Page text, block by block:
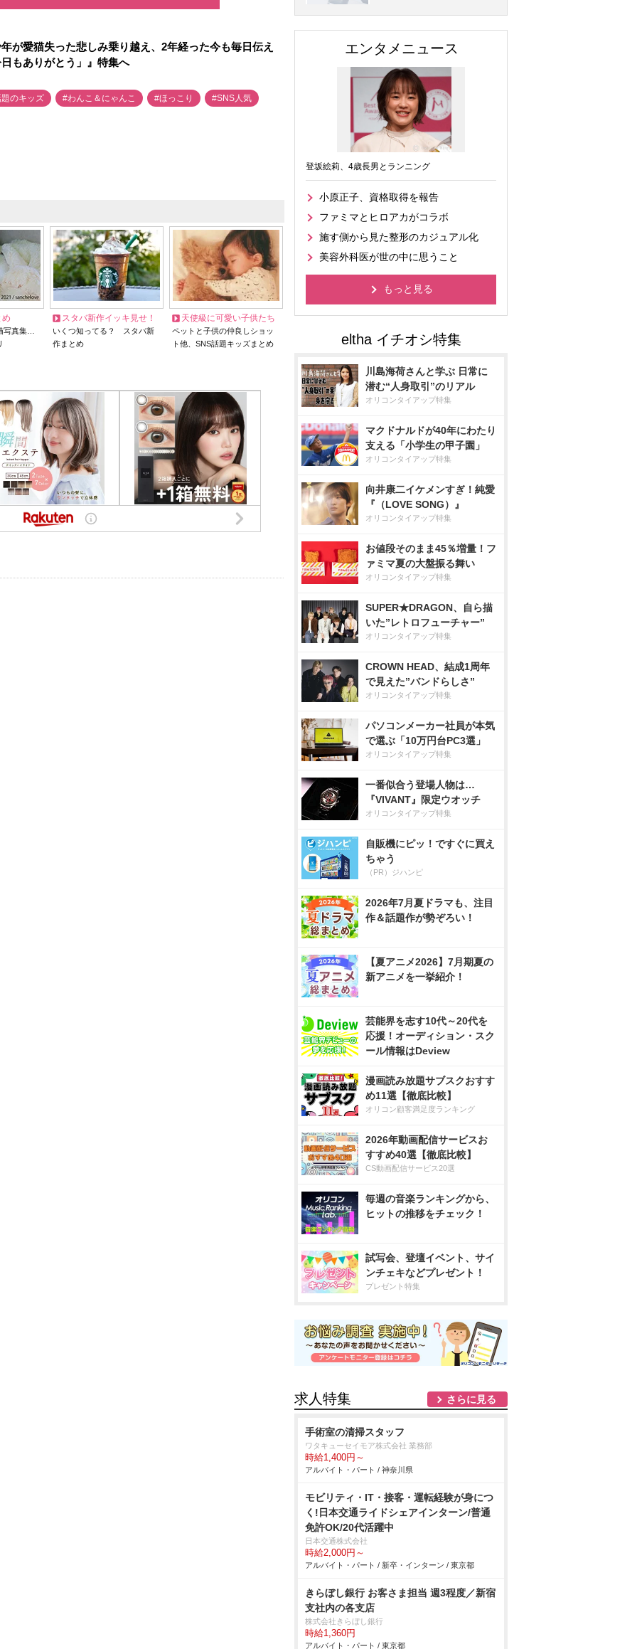
が愛猫失った悲しみ乗り越え、2年経った今も毎日伝え
もありがとう」』特集へ
のキッズ #わんこ＆にゃんこ #ほっこり #SNS人気
め
写真集…
スタバ新作イッキ見せ！
いくつ知ってる？ スタバ新
作まとめ
天使級に可愛い子供たち
ペットと子供の仲良しショッ
ト他、SNS話題キッズまとめ
エンタメニュース
登坂絵莉、4歳長男とランニング
小原正子、資格取得を報告
ファミマとヒロアカがコラボ
施す側から見た整形のカジュアル化
美容外科医が世の中に思うこと
もっと見る
川島海荷さんと学ぶ 日常に
潜む“人身取引”のリアル
オリコンタイアップ特集
マクドナルドが40年にわたり
支える「小学生の甲子園」
オリコンタイアップ特集
向井康二イケメンすぎ！純愛
『（LOVE SONG）』
オリコンタイアップ特集
お値段そのまま45％増量！フ
ァミマ夏の大盤振る舞い
オリコンタイアップ特集
SUPER★DRAGON、自ら描
いた”レトロフューチャー”
オリコンタイアップ特集
CROWN HEAD、結成1周年
で見えた”バンドらしさ”
オリコンタイアップ特集
パソコンメーカー社員が本気
で選ぶ「10万円台PC3選」
オリコンタイアップ特集
一番似合う登場人物は…
『VIVANT』限定ウオッチ
オリコンタイアップ特集
自販機にピッ！ですぐに買え
ちゃう
（PR）ジハンピ
2026年7月夏ドラマも、注目
作＆話題作が勢ぞろい！
【夏アニメ2026】7月期夏の
新アニメを一挙紹介！
芸能界を志す10代～20代を
応援！オーディション・スク
ール情報はDeview
漫画読み放題サブスクおすす
め11選【徹底比較】
オリコン顧客満足度ランキング
2026年動画配信サービスお
すすめ40選【徹底比較】
CS動画配信サービス20選
毎週の音楽ランキングから、
ヒットの推移をチェック！
試写会、登壇イベント、サイ
ンチェキなどプレゼント！
プレゼント特集
求人特集 さらに見る
手術室の清掃スタッフ
ワタキューセイモア株式会社 業務部
時給1,400円～
アルバイト・パート / 神奈川県
モビリティ・IT・接客・運転経験が身につ
く!日本交通ライドシェアインターン/普通
免許OK/20代活躍中
日本交通株式会社
時給2,000円～
アルバイト・パート / 新卒・インターン / 東京都
きらぼし銀行 お客さま担当 週3程度／新宿
支社内の各支店
株式会社きらぼし銀行
時給1,360円
アルバイト・パート / 東京都